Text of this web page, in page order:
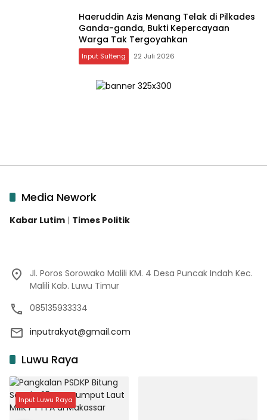
Haeruddin Azis Menang Telak di Pilkades
Ganda-ganda, Bukti Kepercayaan
Warga Tak Tergoyahkan
Input Sulteng 22 Juli 2026
Media Nework
Kabar Lutim | Times Politik
Jl. Poros Sorowako Malili KM. 4 Desa Puncak Indah Kec.
Malili Kab. Luwu Timur
085135933334
inputrakyat@gmail.com
Luwu Raya
Input Luwu Raya